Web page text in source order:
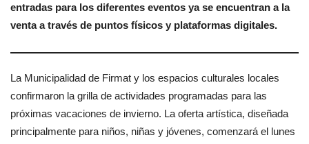
entradas para los diferentes eventos ya se encuentran a la
venta a través de puntos físicos y plataformas digitales.
La Municipalidad de Firmat y los espacios culturales locales
confirmaron la grilla de actividades programadas para las
próximas vacaciones de invierno. La oferta artística, diseñada
principalmente para niños, niñas y jóvenes, comenzará el lunes